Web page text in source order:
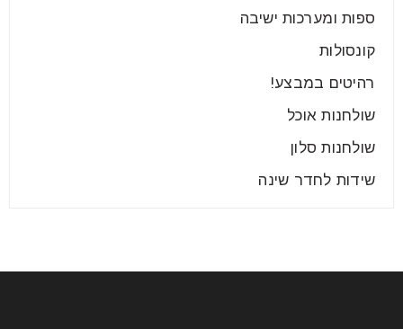
קרא עוד
ספות ומערכות ישיבה
קונסולות
רהיטים במבצע!
שולחנות אוכל
שולחנות סלון
שידות לחדר שינה